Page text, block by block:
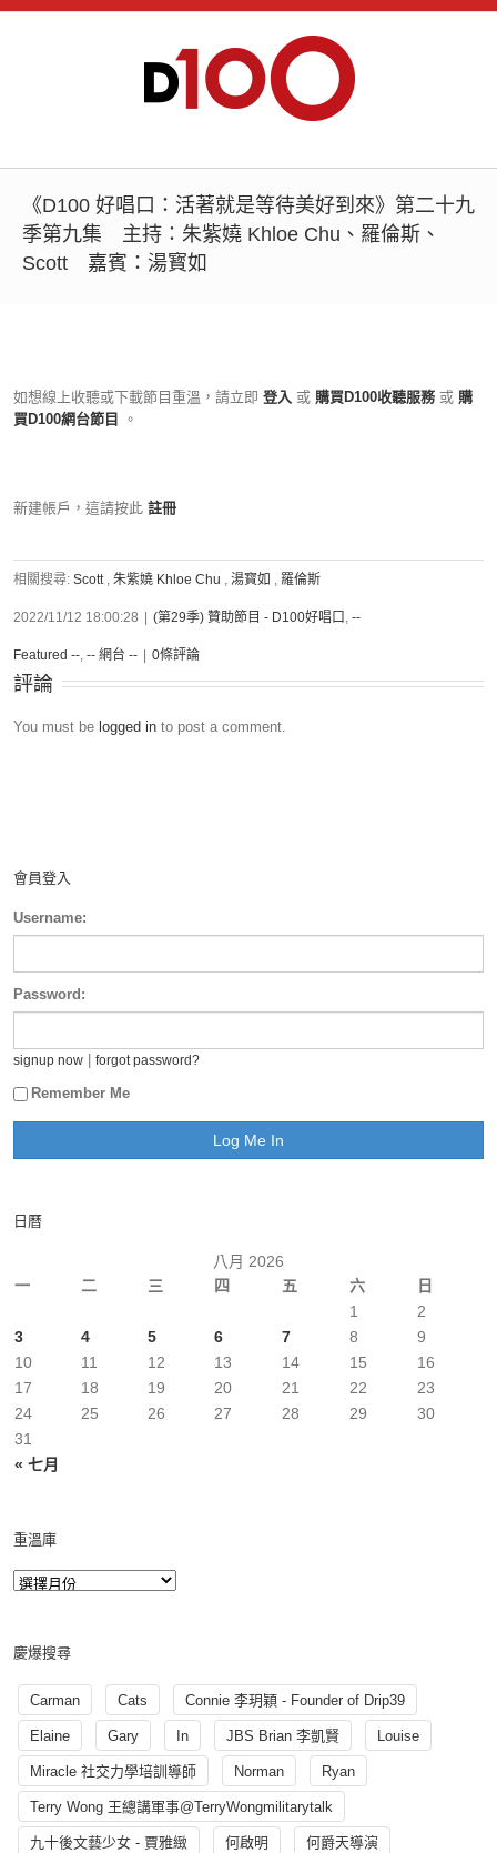
《D100 好唱口：活著就是等待美好到來》第二十九
季第九集 主持：朱紫嬈 Khloe Chu、羅倫斯、
Scott 嘉賓：湯寳如
如想線上收聽或下載節目重溫，請立即 登入 或 購買D100收聽服務 或 購
買D100網台節目
。
新建帳戶，這請按此 註冊
相關搜尋: Scott, 朱紫嬈 Khloe Chu , 湯寳如 , 羅倫斯
2022/11/12 18:00:28 (第29季) 贊助節目 - D100好唱口 , --
Featured --, -- 網台 -- 0條評論
評論
You must be logged in to post a comment.
會員登入
Username:
Password:
signup now forgot password?
Remember Me
日曆
八月 2026
一
二 三 四 五 六 日
« 七月
1
2
3
4 5 6 7 8
9
10
11 12 13 14 15
16
17
18 19 20 21 22
23
24
25 26 27 28 29
30
31
重溫庫
慶爆搜尋
Carman Cats Connie 李玥穎 - Founder of Drip39
Elaine Gary In JBS Brian 李凱賢 Louise
Miracle 社交力學培訓導師 Norman Ryan
Terry Wong 王總講軍事@TerryWongmilitarytalk
九十後文藝少女 - 賈雅緻 何啟明 何爵天導演